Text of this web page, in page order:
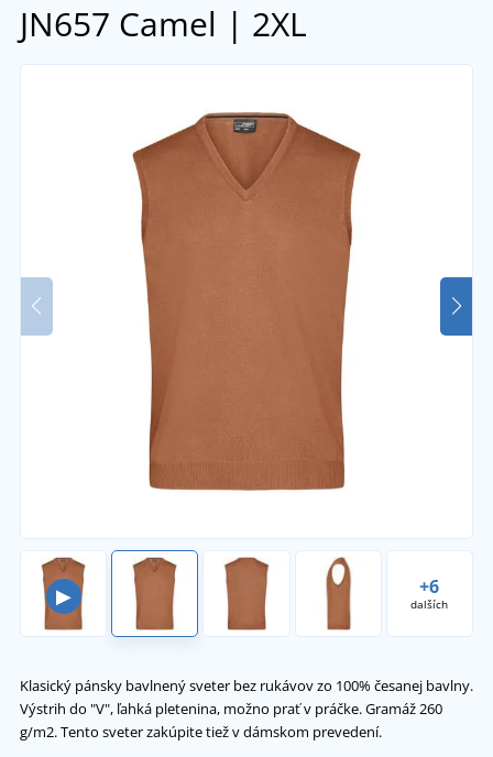
JN657 Camel | 2XL
▶ +6
dalších
Klasický pánsky bavlnený sveter bez rukávov zo 100% česanej bavlny.
Výstrih do "V", ľahká pletenina, možno prať v práčke. Gramáž 260
g/m2. Tento sveter zakúpite tiež v dámskom prevedení.